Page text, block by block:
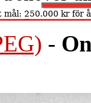
-